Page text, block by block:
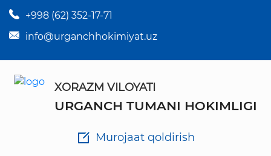
+998 (62) 352-17-71
info@urganchhokimiyat.uz
XORAZM VILOYATI
URGANCH TUMANI HOKIMLIGI
Murojaat qoldirish
Tuman hokim qarorlari
Tuman hokimi farmoyishlari
Tuman hokimligi ish yuritish yo'riqnomasi